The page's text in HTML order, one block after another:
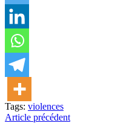
Tags: violences
Article précédent